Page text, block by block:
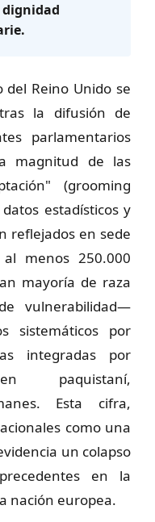
dignidad
del Reino Unido se
la difusión de
parlamentarios
magnitud de las
(grooming
estadísticos y
reflejados en sede
menos 250.000
mayoría de raza
vulnerabilidad—
sistemáticos por
integradas por
paquistaní,
Esta cifra,
como una
un colapso
en la
nación europea.